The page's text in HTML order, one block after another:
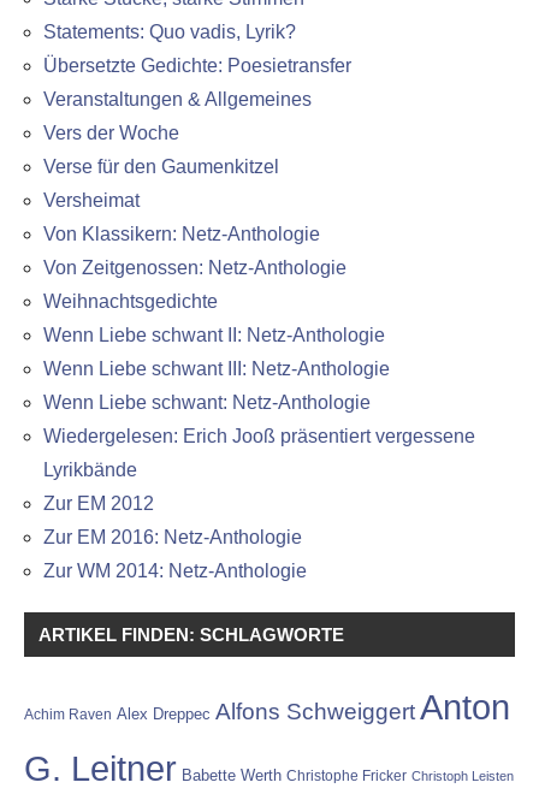
Statements: Quo vadis, Lyrik?
Übersetzte Gedichte: Poesietransfer
Veranstaltungen & Allgemeines
Vers der Woche
Verse für den Gaumenkitzel
Versheimat
Von Klassikern: Netz-Anthologie
Von Zeitgenossen: Netz-Anthologie
Weihnachtsgedichte
Wenn Liebe schwant II: Netz-Anthologie
Wenn Liebe schwant III: Netz-Anthologie
Wenn Liebe schwant: Netz-Anthologie
Wiedergelesen: Erich Jooß präsentiert vergessene
Lyrikbände
Zur EM 2012
Zur EM 2016: Netz-Anthologie
Zur WM 2014: Netz-Anthologie
ARTIKEL FINDEN: SCHLAGWORTE
Achim Raven Alex Dreppec Alfons SchweiggertAnton
G. Leitner Babette Werth Christophe Fricker Christoph Leisten